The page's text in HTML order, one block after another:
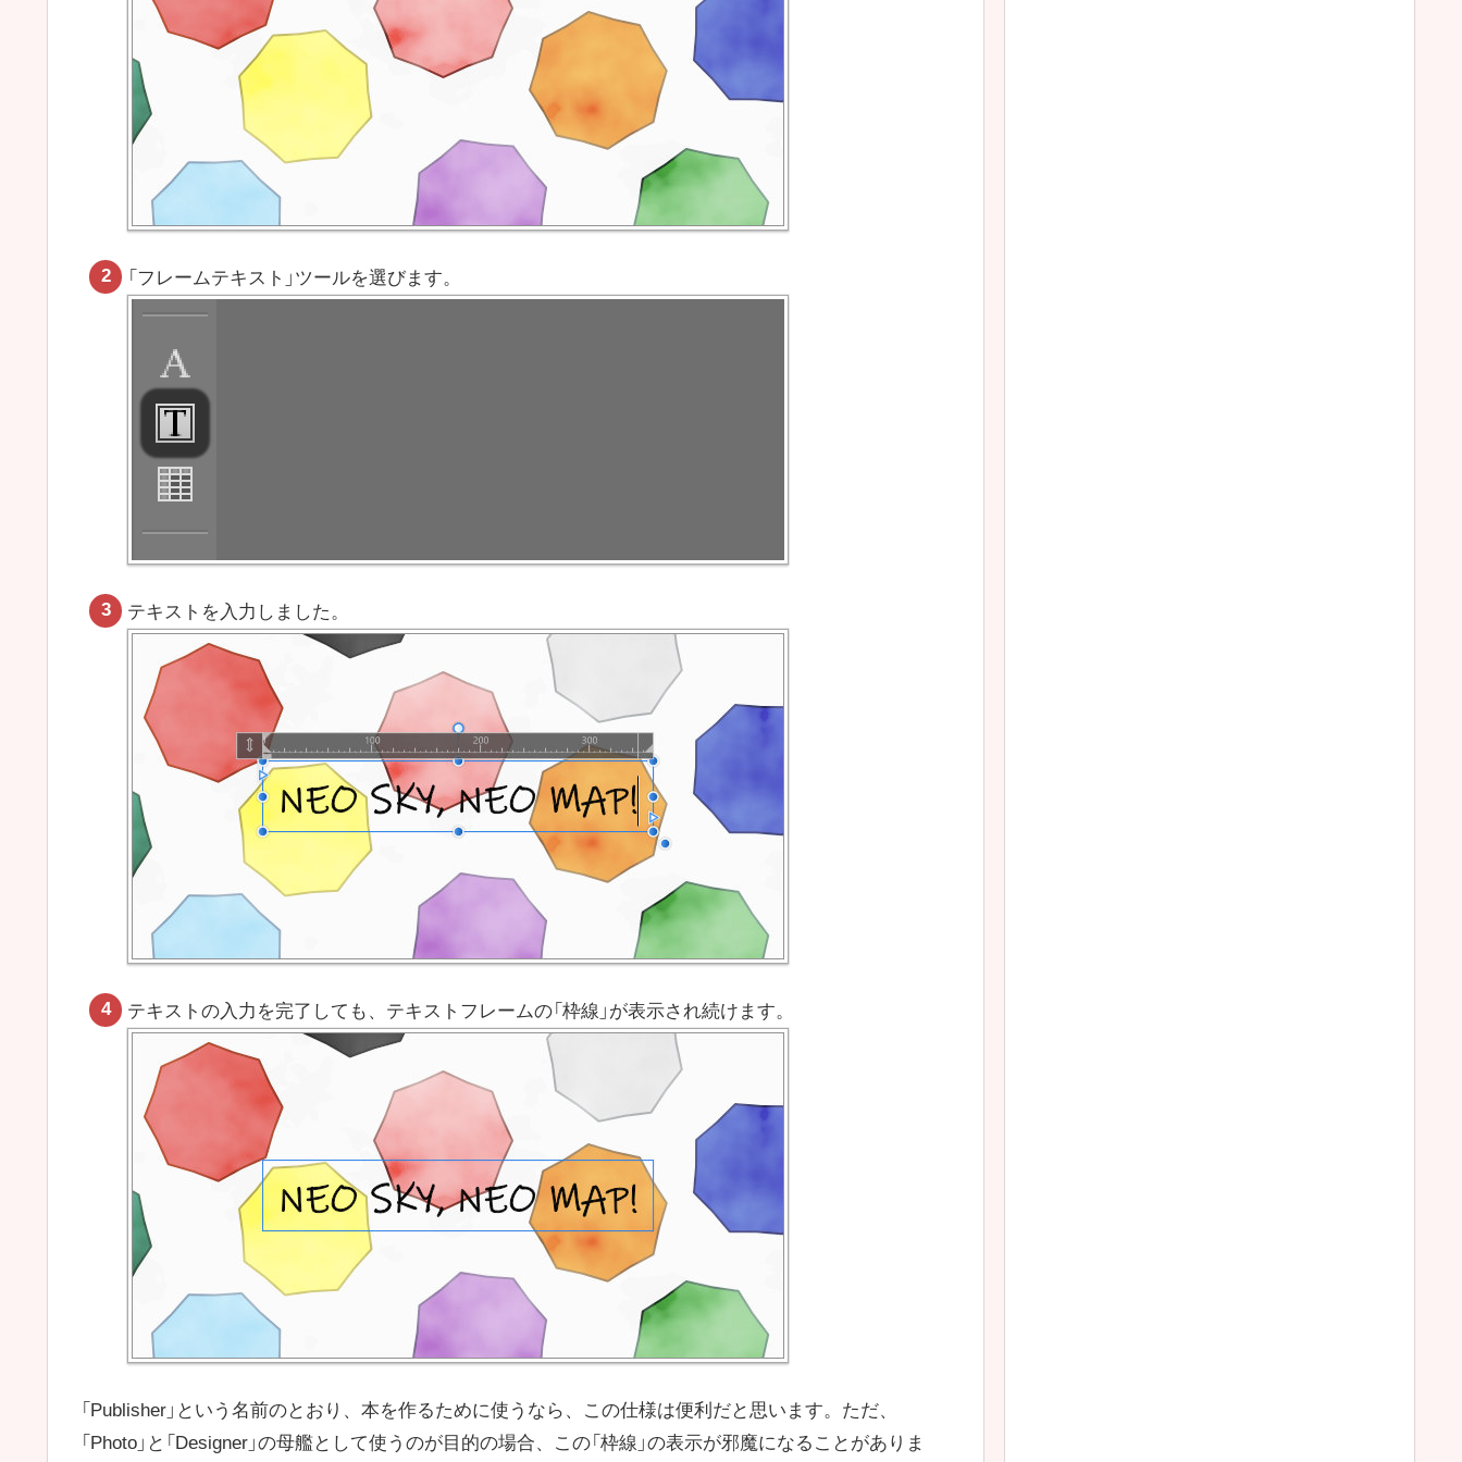
「フレームテキスト」ツールを選びます。
テキストを入力しました。
テキストの入力を完了しても、テキストフレームの「枠線」が表示され続けます。
「Publisher」という名前のとおり、本を作るために使うなら、この仕様は便利だと思います。ただ、
「Photo」と「Designer」の母艦として使うのが目的の場合、この「枠線」の表示が邪魔になることがありま